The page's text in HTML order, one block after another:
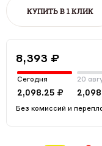
КУПИТЬ В 1 КЛИК
8,393 ₽
Сегодня
2,098.25 ₽
20
Без комиссий и